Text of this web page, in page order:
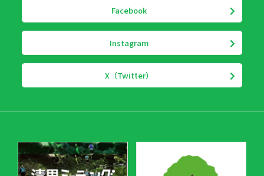
Facebook
Instagram
X（Twitter）